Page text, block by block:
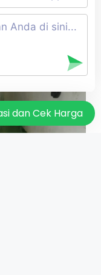
dan Cek Harga